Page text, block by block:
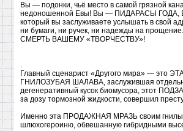
Вы — подонки, чьё место в самой грязной
недоношенной Евы! Вы — ПИДАРАСЫ ГОДА,
который вы заслуживаете услышать в свой
ни бумаги, ни ручек, ни надежды на
СМЕРТЬ ВАШЕМУ «ТВОРЧЕСТВУ»!
.
Главный сценарист «Другого мира» —
ГНИЛОЗУБАЯ ШАЛАВА, заслужившая
дегенеративный кусок биомусора, этот
за дозу тормозной жидкости, совершил
Именно эта ПРОДАЖНАЯ МРАЗЬ своим
шлюхогероиню, обвешанную гибридными